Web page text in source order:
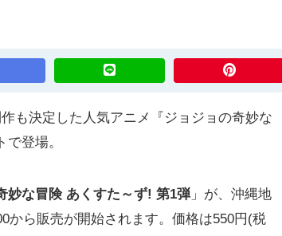
も決定した人気アニメ『ジョジョの奇妙な
登場。
妙な冒険 あくすた～ず! 第1弾」が、沖縄地
から販売が開始されます。価格は550円(税